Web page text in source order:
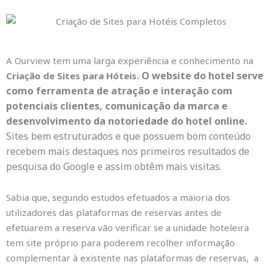
A Ourview tem uma larga experiência e conhecimento na
Criação de Sites para Hóteis. O website do hotel serve
como ferramenta de atração e interação com
potenciais clientes, comunicação da marca e
desenvolvimento da notoriedade do hotel online.
Sites bem estruturados e que possuem bom conteúdo
recebem mais destaques nos primeiros resultados de
pesquisa do Google e assim obtêm mais visitas.
Sabia que, segundo estudos efetuados a maioria dos
utilizadores das plataformas de reservas antes de
efetuarem a reserva vão verificar se a unidade hoteleira
tem site próprio para poderem recolher informação
complementar à existente nas plataformas de reservas, a